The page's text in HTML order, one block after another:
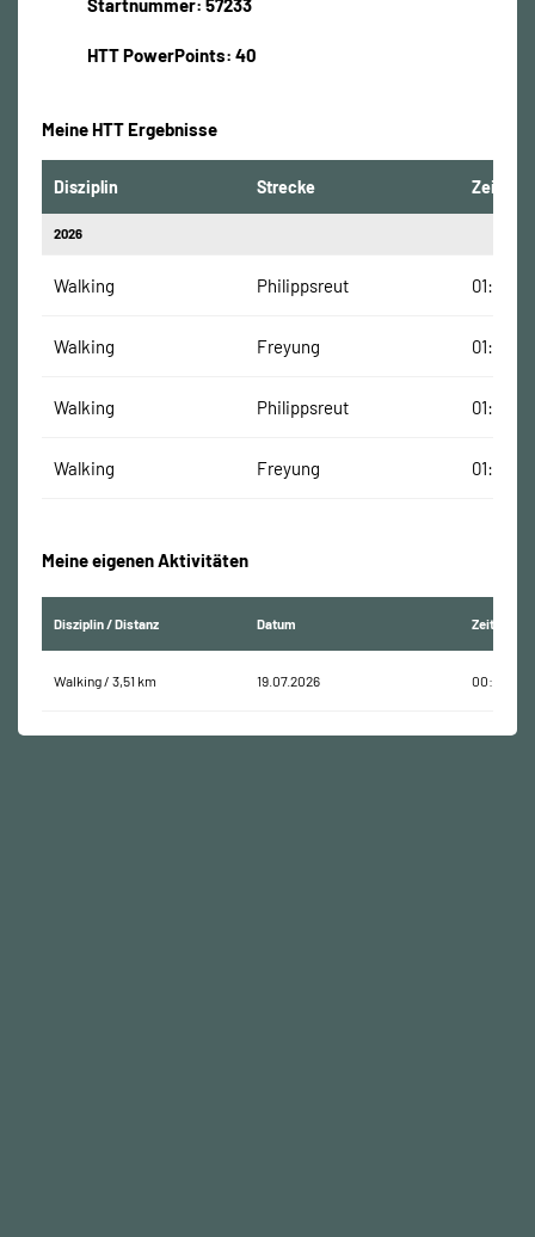
Startnummer: 57233
HTT PowerPoints: 40
Meine HTT Ergebnisse
Disziplin Strecke Zeit
2026
Walking Philippsreut
Walking Freyung
Walking Philippsreut
Walking Freyung
Meine eigenen Aktivitäten
Disziplin / Distanz Datum Zeit
Walking / 3,51 km 19.07.2026 00:34:12